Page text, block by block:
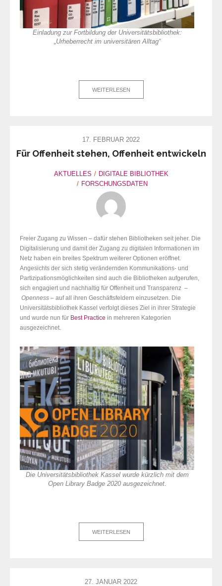
Einladung zur Fortbildung der Universitätsbibliothek:
„Urheberrecht im universitären Alltag“
WEITERLESEN
17. FEBRUAR 2022
Für Offenheit stehen, Offenheit entwickeln
AKTUELLES
DIGITALE BIBLIOTHEK
FORSCHUNGSDATEN
Freier Zugang zu Wissen – dafür stehen Bibliotheken seit jeher. Die
Digitalisierung und damit der Zugang zu digitalen Informationen im
Netz haben ein breites Spektrum weiterer Optionen eröffnet.
Angesichts der sich stetig verändernden Kommunikations- und
Partizipationsmöglichkeiten sind auch die Bibliotheken aufgerufen,
sich engagiert und nachhaltig für Offenheit und Transparenz –
Openness – auf all ihren Geschäftsfeldern einzusetzen. Die
Universitätsbibliothek Kassel verfolgt dieses Ziel in ihrer Strategie
und wurde nun für Best Practice in mehreren Kategorien
ausgezeichnet.
Die Universitätsbibliothek Kassel wurde kürzlich mit dem
Open Library Badge 2020 ausgezeichnet.
WEITERLESEN
27. JANUAR 2022